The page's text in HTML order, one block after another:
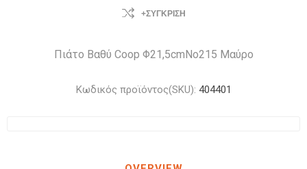
+ΣΎΓΚΡΙΣΗ
Πιάτο Βαθύ Coop Φ21,5cmΝο215 Μαύρο
Κωδικός προϊόντος(SKU): 404401